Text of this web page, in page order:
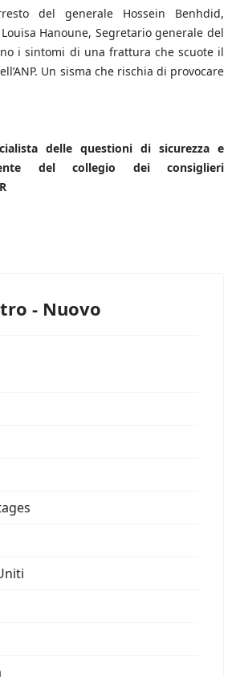
del generale Hossein Benhdid,
Hanoune, Segretario generale del
i sintomi di una frattura che scuote il
Un sisma che rischia di provocare
delle questioni di sicurezza e
del collegio dei consiglieri
- Nuovo